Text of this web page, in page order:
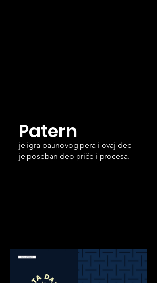
Patern
je igra paunovog pera i ovaj deo
je poseban deo priče i procesa.